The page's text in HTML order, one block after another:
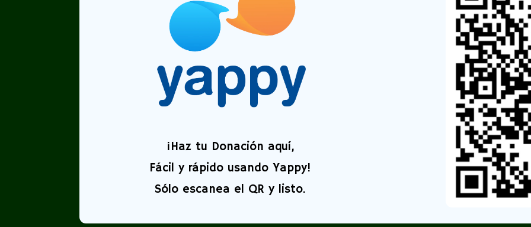
¡Haz tu Donación aquí,
Fácil y rápido usando Yappy!
Sólo escanea el QR y listo.